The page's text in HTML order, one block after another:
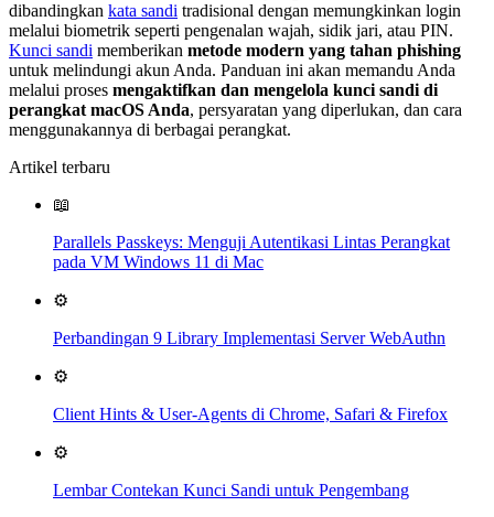
dibandingkan kata sandi tradisional dengan memungkinkan login
melalui biometrik seperti pengenalan wajah, sidik jari, atau PIN.
Kunci sandi memberikan metode modern yang tahan phishing
untuk melindungi akun Anda. Panduan ini akan memandu Anda
melalui proses mengaktifkan dan mengelola kunci sandi di
perangkat macOS Anda, persyaratan yang diperlukan, dan cara
menggunakannya di berbagai perangkat.
Artikel terbaru
📖
Parallels Passkeys: Menguji Autentikasi Lintas Perangkat
pada VM Windows 11 di Mac
⚙️
Perbandingan 9 Library Implementasi Server WebAuthn
⚙️
Client Hints & User-Agents di Chrome, Safari & Firefox
⚙️
Lembar Contekan Kunci Sandi untuk Pengembang